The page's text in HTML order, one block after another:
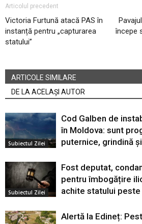
Articolul precedent
Victoria Furtună atacă PAS în
instanță pentru „capturarea
statului”
începe
ARTICOLE SIMILARE
DE LA ACELAȘI AUTOR
Subiectul Zilei
Cod Galben de
în Moldova: sunt
puternice, grindină
Subiectul Zilei
Fost deputat,
pentru îmbogățire
achite statului
Alertă la Edineț: